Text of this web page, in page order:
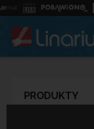
PRODUKTY